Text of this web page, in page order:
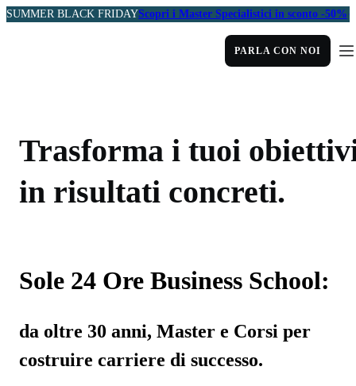
SUMMER BLACK FRIDAYScopri i Master Specialistici in sconto -50%
PARLA CON NOI
Trasforma i tuoi
in risultati concreti.
Sole 24 Ore Business School:
da oltre 30 anni, Master e Corsi per
costruire carriere di successo.